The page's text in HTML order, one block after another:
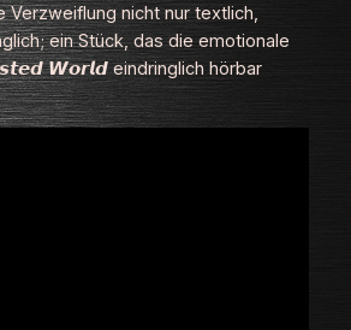
Verzweiflung nicht nur textlich,
ein Stück, das die emotionale
𝙒𝙤𝙧𝙡𝙙 eindringlich hörbar